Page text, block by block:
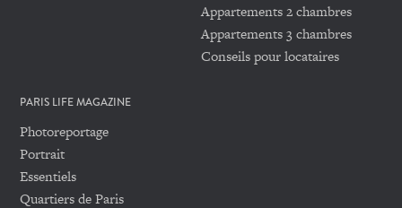
Appartements 2 chambres
Appartements 3 chambres
Conseils pour locataires
PARIS LIFE MAGAZINE
Photoreportage
Portrait
Essentiels
Quartiers de Paris